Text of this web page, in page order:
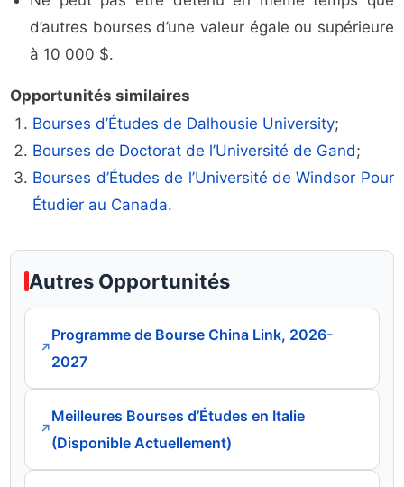
d’autres bourses d’une valeur égale ou supérieure
à 10 000 $.
Opportunités similaires
Bourses d’Études de Dalhousie University;
Bourses de Doctorat de l’Université de Gand;
Bourses d’Études de l’Université de Windsor Pour
Étudier au Canada.
Autres Opportunités
↗
Programme de Bourse China Link, 2026-
2027
↗
Meilleures Bourses d’Études en Italie
(Disponible Actuellement)